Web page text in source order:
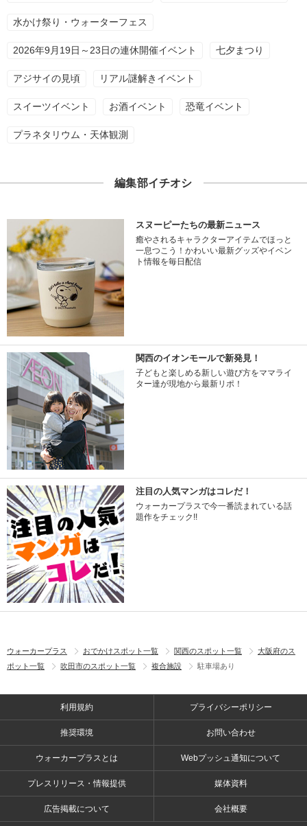
水かけ祭り・ウォーターフェス
2026年9月19日～23日の連休開催イベント 七夕まつり
アジサイの見頃 リアル謎解きイベント
スイーツイベント お酒イベント 恐竜イベント
プラネタリウム・天体観測
編集部イチオシ
スヌーピーたちの最新ニュース
癒やされるキャラクターアイテムでほっと
一息つこう！かわいい最新グッズやイベン
ト情報を毎日配信
関西のイオンモールで新発見！
子どもと楽しめる新しい遊び方をママライ
ター達が現地から最新リポ！
注目の人気マンガはコレだ！
ウォーカープラスで今一番読まれている話
題作をチェック!!
ウォーカープラス おでかけスポット一覧 関西のスポット一覧
大阪府のス
ポット一覧
吹田市のスポット一覧 複合施設 駐車場あり
利用規約 プライバシーポリシー
推奨環境 お問い合わせ
ウォーカープラスとは Webプッシュ通知について
プレスリリース・情報提供 媒体資料
広告掲載について 会社概要